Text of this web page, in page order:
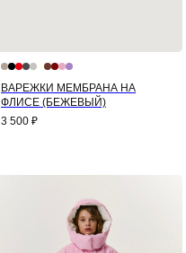
ВАРЕЖКИ МЕМБРАНА НА
ФЛИСЕ (БЕЖЕВЫЙ)
3 500 ₽